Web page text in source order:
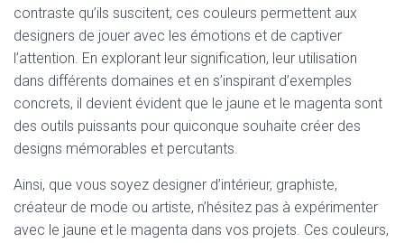
contraste qu’ils suscitent, ces couleurs permettent aux
designers de jouer avec les émotions et de captiver
l’attention. En explorant leur signification, leur utilisation
dans différents domaines et en s’inspirant d’exemples
concrets, il devient évident que le jaune et le magenta sont
des outils puissants pour quiconque souhaite créer des
designs mémorables et percutants.
Ainsi, que vous soyez designer d’intérieur, graphiste,
créateur de mode ou artiste, n’hésitez pas à expérimenter
avec le jaune et le magenta dans vos projets. Ces couleurs,